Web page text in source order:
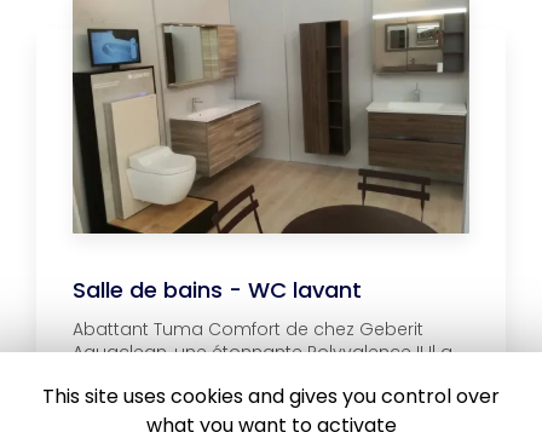
Salle de bains - WC lavant
Abattant Tuma Comfort de chez Geberit
Aquaclean, une étonnante Polyvalence !! Il a
This site uses cookies and gives you control over
what you want to activate